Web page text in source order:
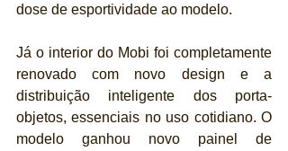
dose de esportividade ao modelo.
Já o interior do Mobi foi completamente
renovado com novo design e a
distribuição inteligente dos porta-
objetos, essenciais no uso cotidiano. O
modelo ganhou novo painel de